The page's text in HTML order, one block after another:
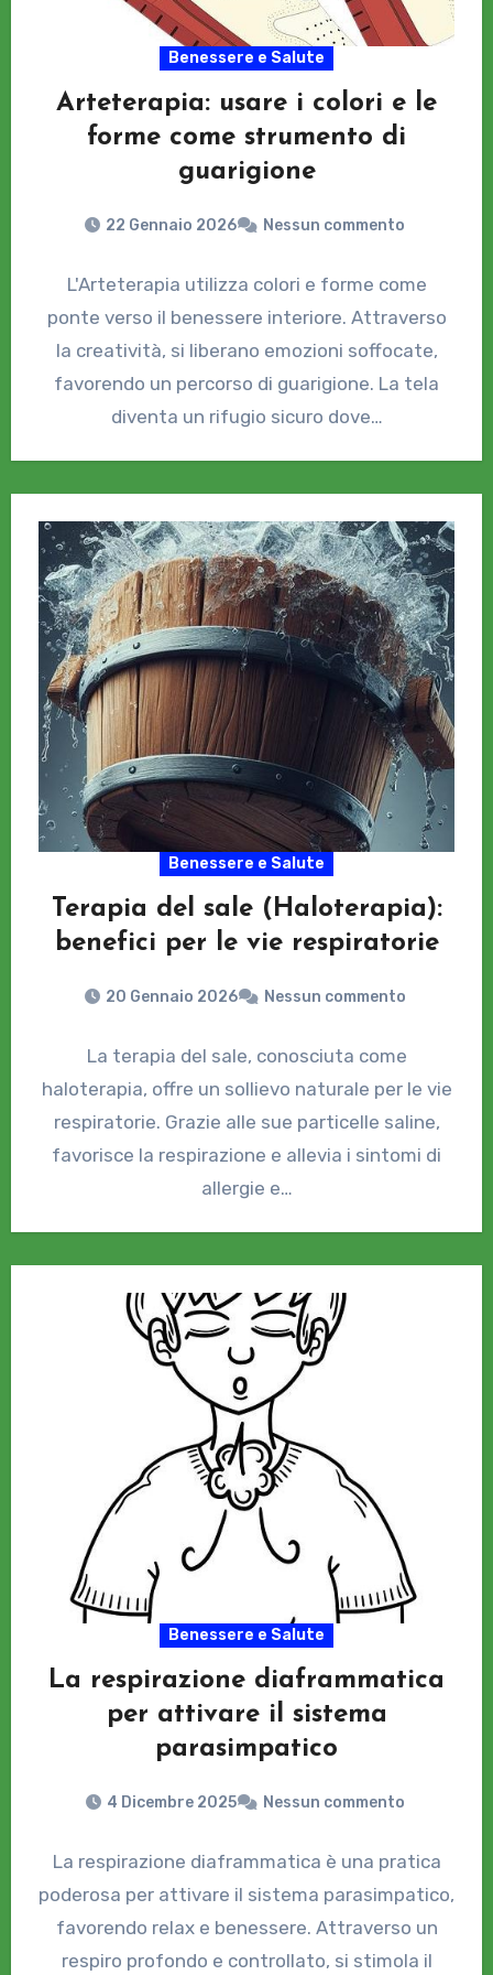
Benessere e Salute
Arteterapia: usare i colori e le
forme come strumento di
guarigione
22 Gennaio 2026 Nessun commento
L'Arteterapia utilizza colori e forme come
ponte verso il benessere interiore. Attraverso
la creatività, si liberano emozioni soffocate,
favorendo un percorso di guarigione. La tela
diventa un rifugio sicuro dove…
Benessere e Salute
Terapia del sale (Haloterapia):
benefici per le vie respiratorie
20 Gennaio 2026 Nessun commento
La terapia del sale, conosciuta come
haloterapia, offre un sollievo naturale per le vie
respiratorie. Grazie alle sue particelle saline,
favorisce la respirazione e allevia i sintomi di
allergie e…
Benessere e Salute
La respirazione diaframmatica
per attivare il sistema
parasimpatico
4 Dicembre 2025 Nessun commento
La respirazione diaframmatica è una pratica
poderosa per attivare il sistema parasimpatico,
favorendo relax e benessere. Attraverso un
respiro profondo e controllato, si stimola il